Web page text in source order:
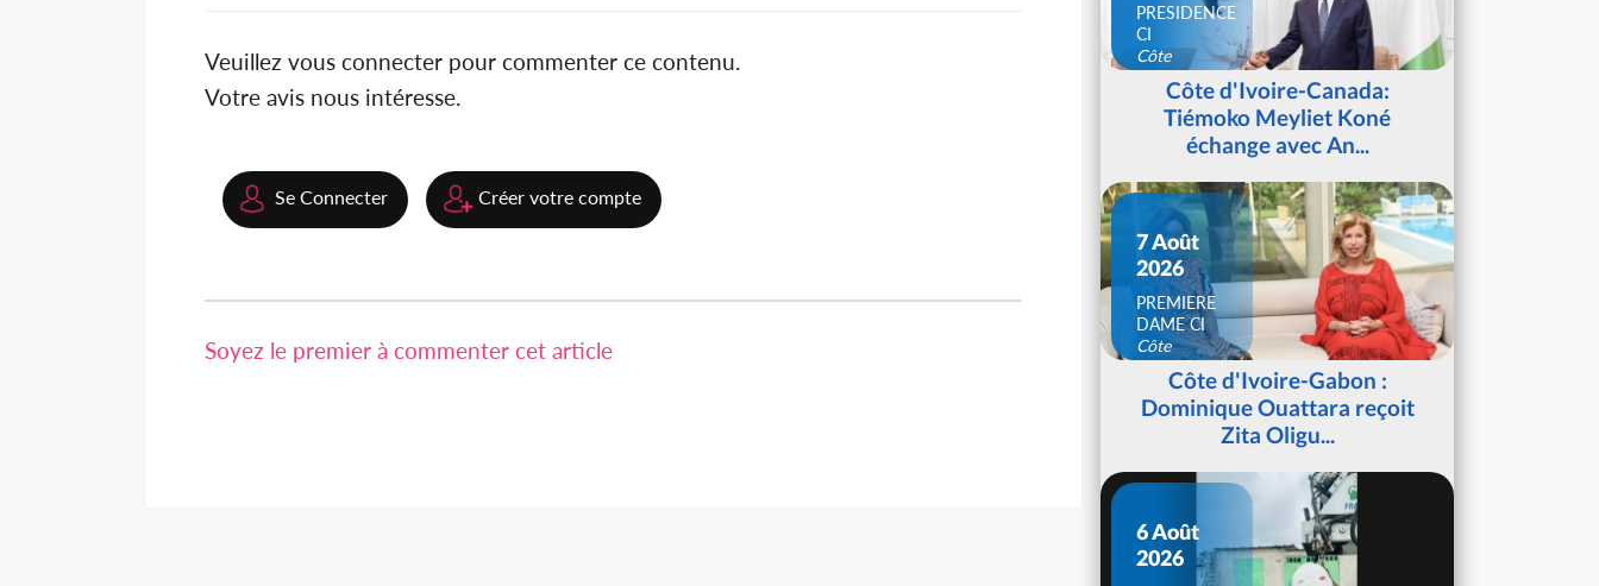
Veuillez vous connecter pour commenter ce contenu.
Votre avis nous intéresse.
Se Connecter Créer votre compte
Soyez le premier à commenter cet article
PRESIDENCE
CI
Côte
d'IvoireCôte d'Ivoire-Canada:
Tiémoko Meyliet Koné
échange avec An...
7 Août
2026
PREMIERE
DAME CI
Côte
d'IvoireCôte d'Ivoire-Gabon :
Dominique Ouattara reçoit
Zita Oligu...
6 Août
2026